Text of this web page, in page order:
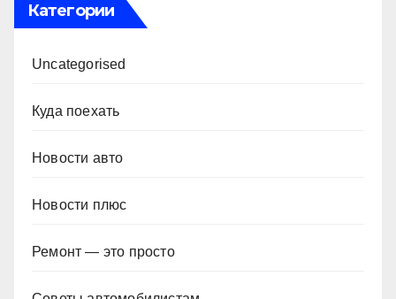
Категории
Uncategorised
Куда поехать
Новости авто
Новости плюс
Ремонт — это просто